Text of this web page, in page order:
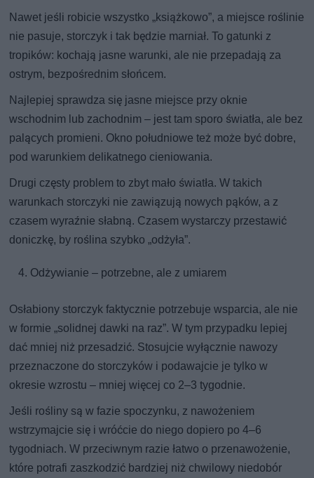
Nawet jeśli robicie wszystko „książkowo”, a miejsce roślinie
nie pasuje, storczyk i tak będzie marniał. To gatunki z
tropików: kochają jasne warunki, ale nie przepadają za
ostrym, bezpośrednim słońcem.
Najlepiej sprawdza się jasne miejsce przy oknie
wschodnim lub zachodnim – jest tam sporo światła, ale bez
palących promieni. Okno południowe też może być dobre,
pod warunkiem delikatnego cieniowania.
Drugi częsty problem to zbyt mało światła. W takich
warunkach storczyki nie zawiązują nowych pąków, a z
czasem wyraźnie słabną. Czasem wystarczy przestawić
doniczkę, by roślina szybko „odżyła”.
Odżywianie – potrzebne, ale z umiarem
Osłabiony storczyk faktycznie potrzebuje wsparcia, ale nie
w formie „solidnej dawki na raz”. W tym przypadku lepiej
dać mniej niż przesadzić. Stosujcie wyłącznie nawozy
przeznaczone do storczyków i podawajcie je tylko w
okresie wzrostu – mniej więcej co 2–3 tygodnie.
Jeśli rośliny są w fazie spoczynku, z nawożeniem
wstrzymajcie się i wróćcie do niego dopiero po 4–6
tygodniach. W przeciwnym razie łatwo o przenawożenie,
które potrafi zaszkodzić bardziej niż chwilowy niedobór